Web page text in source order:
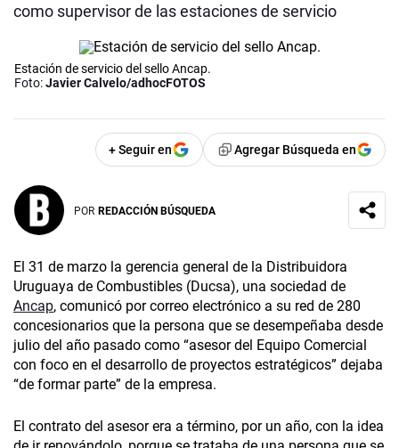
como supervisor de las estaciones de servicio
Estación de servicio del sello Ancap.
Foto:Javier Calvelo/adhocFOTOS
+ Seguir en Agregar Búsqueda en
POR REDACCIÓN BÚSQUEDA
El 31 de marzo la gerencia general de la Distribuidora
Uruguaya de Combustibles (Ducsa), una sociedad de
Ancap, comunicó por correo electrónico a su red de 280
concesionarios que la persona que se desempeñaba desde
julio del año pasado como “asesor del Equipo Comercial
con foco en el desarrollo de proyectos estratégicos” dejaba
“de formar parte” de la empresa.
El contrato del asesor era a término, por un año, con la idea